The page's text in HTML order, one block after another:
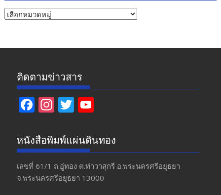
หัวข้อ
ติดตามข่าวสาร
F
e
b
o
o
In
a
gr
a
m
T
itt
er
u
T
u
b
หนังสือพิมพ์แผ่นดินทอง
เลขที่ 61/1 ถ.อู่ทอง​ ต.​ท่าวาสุกรี​ อ.พระนครศรีอยุธยา​
จ.พระนครศรีอยุธยา 13000